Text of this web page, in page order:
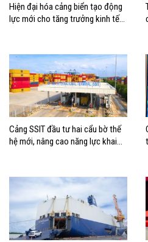
Hiện đại hóa cảng biển tạo động
lực mới cho tăng trưởng kinh tế
Cảng SSIT đầu tư hai cẩu bờ thế
hệ mới, nâng cao năng lực khai